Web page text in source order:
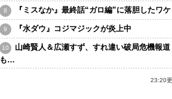
『ミスなか』最終話“ガロ編”に落胆したワケ
『水ダウ』コジマジックが炎上中
山崎賢人＆広瀬すず、すれ違い破局危機報道
も…
23:20